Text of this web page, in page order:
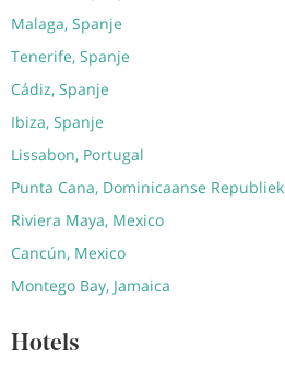
Malaga, Spanje
Tenerife, Spanje
Cádiz, Spanje
Ibiza, Spanje
Lissabon, Portugal
Punta Cana, Dominicaanse Republiek
Riviera Maya, Mexico
Cancún, Mexico
Montego Bay, Jamaica
Hotels